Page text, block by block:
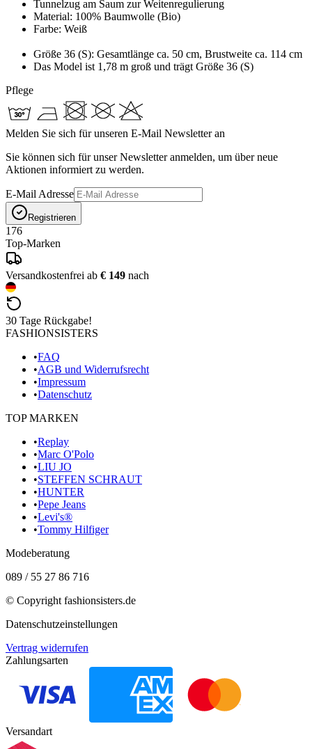
Tunnelzug am Saum zur Weitenregulierung
Material: 100% Baumwolle (Bio)
Farbe: Weiß
Größe 36 (S): Gesamtlänge ca. 50 cm, Brustweite ca. 114 cm
Das Model ist 1,78 m groß und trägt Größe 36 (S)
Pflege
Melden Sie sich für unseren E-Mail Newsletter an
Sie können sich für unser Newsletter anmelden, um über neue
Aktionen informiert zu werden.
E-Mail Adresse
Registrieren
176
Top-Marken
Versandkostenfrei ab € 149 nach
30 Tage Rückgabe!
FASHIONSISTERS
•FAQ
•AGB und Widerrufsrecht
•Impressum
•Datenschutz
TOP MARKEN
•Replay
•Marc O'Polo
•LIU JO
•STEFFEN SCHRAUT
•HUNTER
•Pepe Jeans
•Levi's®
•Tommy Hilfiger
Modeberatung
089 / 55 27 86 716
© Copyright fashionsisters.de
Datenschutzeinstellungen
Vertrag widerrufen
Zahlungsarten
Versandart